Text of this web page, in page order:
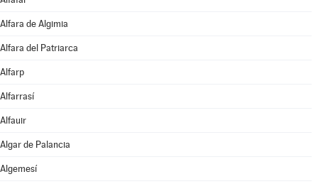
Alfara de Algimia
Alfara del Patriarca
Alfarp
Alfarrasí
Alfauir
Algar de Palancia
Algemesí